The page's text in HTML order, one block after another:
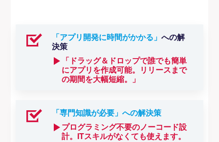
「アプリ開発に時間がかかる」への解
決策
「ドラッグ＆ドロップで誰でも簡単
にアプリを作成可能。リリースまで
の期間を大幅短縮。」
「専門知識が必要」への解決策
プログラミング不要のノーコード設
計。ITスキルがなくても使えます。